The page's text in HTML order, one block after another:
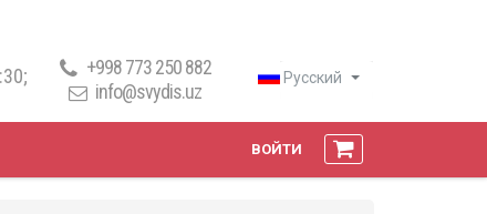
+998 773 250 882
info@svydis.uz
Русский
ВОЙТИ